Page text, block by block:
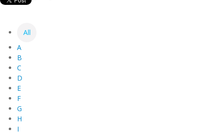
All
A
B
C
D
E
F
G
H
I